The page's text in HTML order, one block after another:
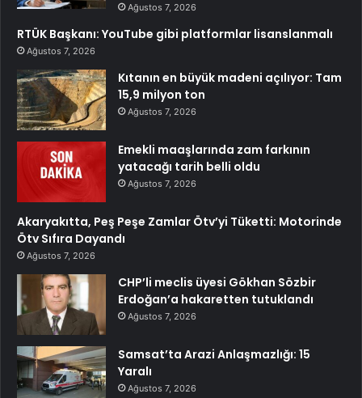
Ağustos 7, 2026
RTÜK Başkanı: YouTube gibi platformlar lisanslanmalı
Ağustos 7, 2026
Kıtanın en büyük madeni açılıyor: Tam
15,9 milyon ton
Ağustos 7, 2026
Emekli maaşlarında zam farkının
yatacağı tarih belli oldu
Ağustos 7, 2026
Akaryakıtta, Peş Peşe Zamlar Ötv’yi Tüketti: Motorinde
Ötv Sıfıra Dayandı
Ağustos 7, 2026
CHP’li meclis üyesi Gökhan Sözbir
Erdoğan’a hakaretten tutuklandı
Ağustos 7, 2026
Samsat’ta Arazi Anlaşmazlığı: 15
Yaralı
Ağustos 7, 2026